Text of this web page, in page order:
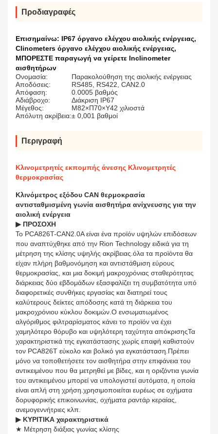
Προδιαγραφές
Επισημαίνω: IP67 όργανο ελέγχου αιολικής ενέργειας,
Clinometers όργανο ελέγχου αιολικής ενέργειας,
ΜΠΟΡΕΣΤΕ παραγωγή να γείρετε Inclinometer
αισθητήρων
Ονομασία:
Παρακολούθηση της αιολικής ενέργειας
Αποδόσεις:
RS485, RS422, CAN2.0
Απόφαση:
0.0005 βαθμός
Αδιάβροχο:
Διάκριση IP67
Μέγεθος:
Μ82×Π70×Υ42 χιλιοστά
Απόλυτη ακρίβεια:± 0,001 βαθμοί
Περιγραφή
Κλινομετρητές εκπομπής άνεσης Κλινομετρητές
θερμοκρασίας
Κλινόμετρος εξόδου CAN θερμοκρασία
αντισταθμισμένη γωνία αισθητήρα ανίχνευσης για την
αιολική ενέργεια
▶ ΠΡΟΣΟΧΗ
Το PCA826T-CAN2.0A είναι ένα προϊόν υψηλών επιδόσεων
που αναπτύχθηκε από την Rion Technology ειδικά για τη
μέτρηση της κλίσης υψηλής ακρίβειας.όλα τα προϊόντα θα
είχαν πλήρη βαθμονόμηση και αντιστάθμιση εύρους
θερμοκρασίας, και μια δοκιμή μακροχρόνιας σταθερότητας
διάρκειας δύο εβδομάδων εξασφαλίζει τη συμβατότητα υπό
διαφορετικές συνθήκες εργασίας και διατηρεί τους
καλύτερους δείκτες απόδοσης κατά τη διάρκεια του
μακροχρόνιου κύκλου δοκιμών.Ο ενσωματωμένος
αλγόριθμος φιλτραρίσματος κάνει το προϊόν να έχει
χαμηλότερο θόρυβο και υψηλότερη ταχύτητα απόκρισηςΤα
χαρακτηριστικά της εγκατάστασης χωρίς επαφή καθιστούν
τον PCA826T εύκολο και βολικό για εγκατάσταση.Πρέπει
μόνο να τοποθετήσετε τον αισθητήρα στην επιφάνεια του
αντικειμένου που θα μετρηθεί με βίδες, και η οριζόντια γωνία
του αντικειμένου μπορεί να υπολογιστεί αυτόματα, η οποία
είναι απλή στη χρήση.χρησιμοποιείται ευρέως σε οχήματα
δορυφορικής επικοινωνίας, οχήματα ραντάρ κεραίας,
ανεμογεννήτριες κλπ.
▶ ΚΥΡΙΤΙΚΑ χαρακτηριστικά
★ Μέτρηση διάξιας γωνίας κλίσης